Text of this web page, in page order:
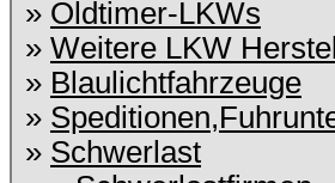
» Oldtimer-LKWs
» Weitere LKW
» Blaulichtfahrzeuge
»
» Schwerlast